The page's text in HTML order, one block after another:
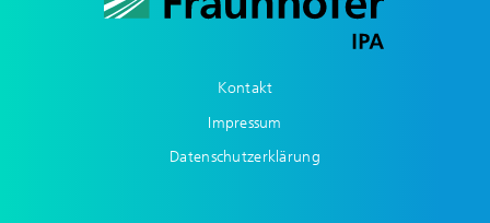
Kontakt
Impressum
Datenschutzerklärung